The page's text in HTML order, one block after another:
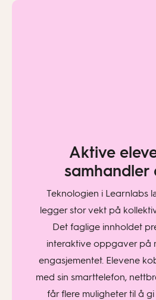
Aktive
samhandler
Teknologien i Learnlabs
legger stor vekt på
Det faglige innholdet
interaktive oppgaver på
engasjementet. Elevene
med sin smarttelefon,
får flere muligheter til å